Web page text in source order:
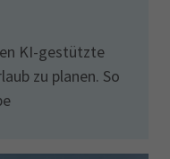
KI-gestützte
zu planen. So